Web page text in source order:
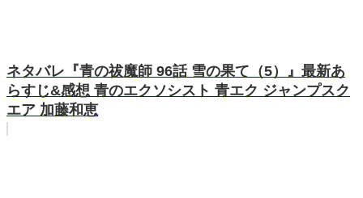
ネタバレ『青の祓魔師 96話 雪の果て（5）』最新あ
らすじ&感想 青のエクソシスト 青エク ジャンプスク
エア 加藤和恵